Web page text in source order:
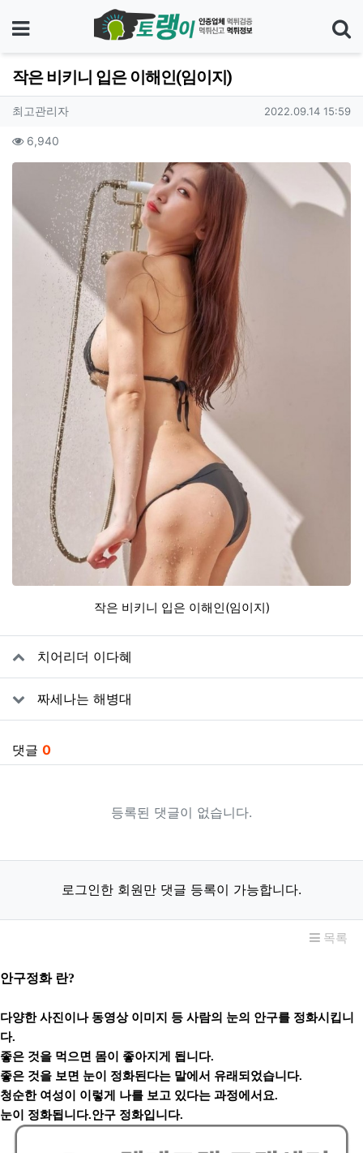
메뉴
작은 비키니 입은 이해인(임이지)
작성자 정보
최고관리자작성 작성일
2022.09.14 15:59
컨텐츠 정보
6,940
작은 비키니 입은 이해인(임이지)
관련자료
치어리더 이다혜
짜세나는 해병대
댓글 0
등록된 댓글이 없습니다.
로그인한 회원만 댓글 등록이 가능합니다.
목록
안구정화 란?
다양한 사진이나 동영상 이미지 등 사람의 눈의 안구를 정화시킵니
다.
좋은 것을 먹으면 몸이 좋아지게 됩니다.
좋은 것을 보면 눈이 정화된다는 말에서 유래되었습니다.
청순한 여성이 이렇게 나를 보고 있다는 과정에서요.
눈이 정화됩니다.안구 정화입니다.